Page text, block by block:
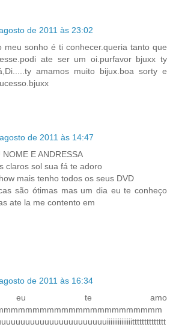
de 2011 às 23:02
meu sonho é ti conhecer.queria tanto que
ate ser um oi.purfavor bjuxx ty
amamos muito bijux.boa sorty e
de 2011 às 14:47
E ANDRESSA
claros sol sua fá te adoro
mais tenho todos os seus DVD
são ótimas mas um dia eu te conheço
ate la me contento em
de 2011 às 16:34
eu te amo